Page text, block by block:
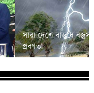
সারা দেশে বাড়বে
প্রবণতা